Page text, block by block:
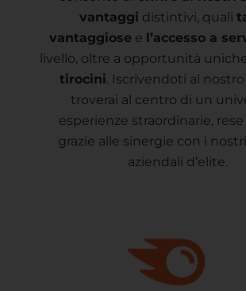
vantaggi distintivi, quali
vantaggiosee l’accesso a
livello, oltre a opportunità
tirocini. Iscrivendoti al
troverai al centro di un
esperienze straordinarie,
grazie alle sinergie con i
aziendali d’elite.